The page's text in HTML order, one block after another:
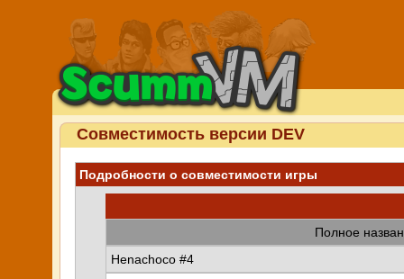
Совместимость версии DEV
Подробности о совместимости игры
Полное
Henachoco #4